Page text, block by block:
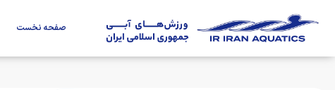
صفحه نخست